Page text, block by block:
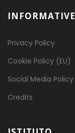
INFORMATIVE
Privacy Policy
Cookie Policy (EU)
Social Media Policy
Credits